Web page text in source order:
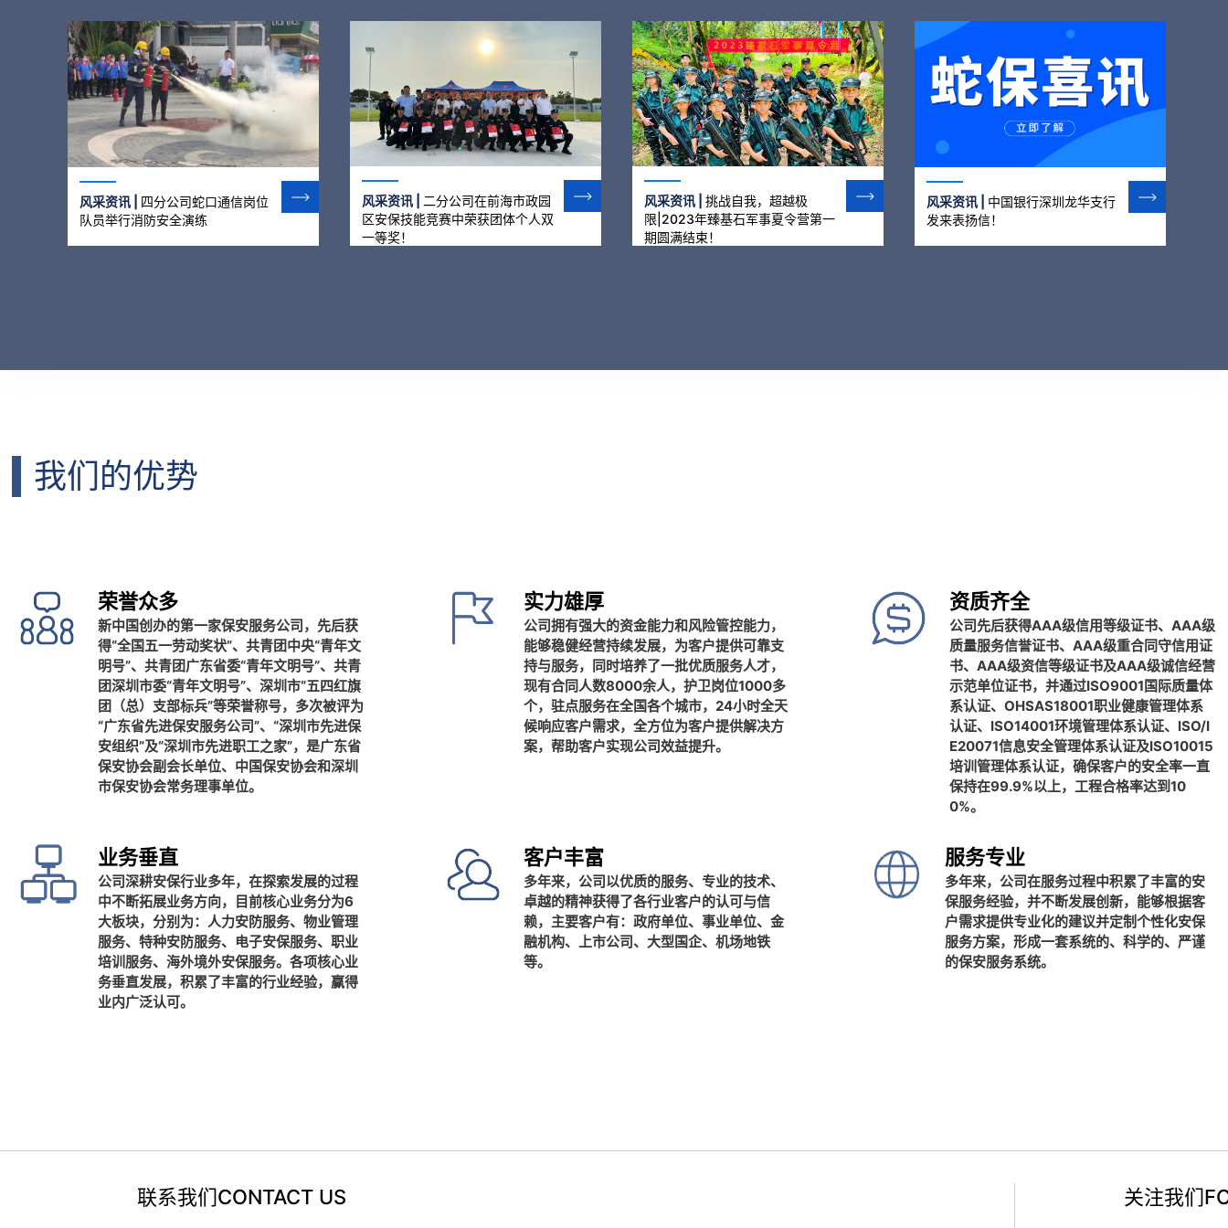
风采资讯 | 四分公司蛇口通信岗位
队员举行消防安全演练
风采资讯 |
二分公司在前海市政园
区安保技能竞赛中荣获团体个人双
一等奖！
风采资讯 | 挑战自我，超越极
限|2023年臻基石军事夏令营第一
期圆满结束！
风采资讯 | 中国银行深圳龙华支行
发来表扬信！
我们的优势
荣誉众多
新中国创办的第一家保安服务公司，先后获
得“全国五一劳动奖状”、共青团中央“青年文
明号”、共青团广东省委“青年文明号”、共青
团深圳市委“青年文明号”、深圳市“五四红旗
团（总）支部标兵”等荣誉称号，多次被评为
“广东省先进保安服务公司”、“深圳市先进保
安组织”及“深圳市先进职工之家”，是广东省
保安协会副会长单位、中国保安协会和深圳
市保安协会常务理事单位。
实力雄厚
公司拥有强大的资金能力和风险管控能力，
能够稳健经营持续发展，为客户提供可靠支
持与服务，同时培养了一批优质服务人才，
现有合同人数8000余人，护卫岗位1000多
个，驻点服务在全国各个城市，24小时全天
候响应客户需求，全方位为客户提供解决方
案，帮助客户实现公司效益提升。
资质齐全
公司先后获得AAA级信用等级证书、AAA级
质量服务信誉证书、AAA级重合同守信用证
书、AAA级资信等级证书及AAA级诚信经营
示范单位证书，并通过ISO9001国际质量体
系认证、OHSAS18001职业健康管理体系
认证、ISO14001环境管理体系认证、ISO/I
E20071信息安全管理体系认证及ISO10015
培训管理体系认证，确保客户的安全率一直
保持在99.9%以上，工程合格率达到10
0%。
业务垂直
公司深耕安保行业多年，在探索发展的过程
中不断拓展业务方向，目前核心业务分为6
大板块，分别为：人力安防服务、物业管理
服务、特种安防服务、电子安保服务、职业
培训服务、海外境外安保服务。各项核心业
务垂直发展，积累了丰富的行业经验，赢得
业内广泛认可。
客户丰富
多年来，公司以优质的服务、专业的技术、
卓越的精神获得了各行业客户的认可与信
赖，主要客户有：政府单位、事业单位、金
融机构、上市公司、大型国企、机场地铁
等。
服务专业
多年来，公司在服务过程中积累了丰富的安
保服务经验，并不断发展创新，能够根据客
户需求提供专业化的建议并定制个性化安保
服务方案，形成一套系统的、科学的、严谨
的保安服务系统。
联系我们CONTACT US 关注我们